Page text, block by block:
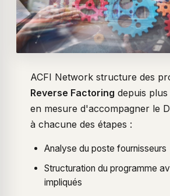
ACFI Network structure des
Reverse Factoring depuis
en mesure d'accompagner le
à chacune des étapes :
Analyse du poste fournisseurs
Structuration du programme
impliqués